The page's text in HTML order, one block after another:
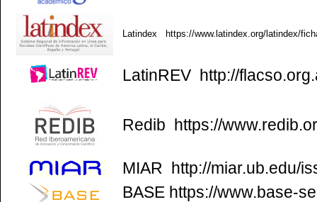
Latindex https://www.latindex.org/latindex/
LatinREV http://
Redib https://
MIAR http://miar.ub.edu/
BASE https://www.base-